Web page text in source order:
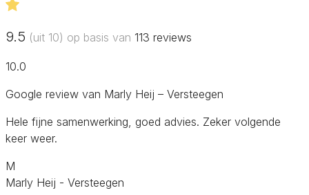
9.5 (uit 10) op basis van 113 reviews
10.0
Google review van Marly Heij – Versteegen
Hele fijne samenwerking, goed advies. Zeker volgende
keer weer.
M
Marly Heij - Versteegen